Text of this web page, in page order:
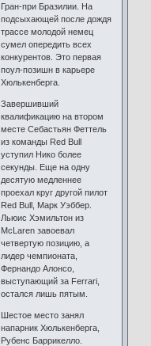
Гран-при Бразилии. На
подсыхающей после дождя
трассе молодой немец
сумел опередить всех
конкурентов. Это первая
поул-позишн в карьере
Хюлькенберга.
Завершивший
квалификацию на втором
месте Себастьян Феттель
из команды Red Bull
уступил Нико более
секунды. Еще на одну
десятую медленнее
проехал круг другой пилот
Red Bull, Марк Уэббер.
Льюис Хэмильтон из
McLaren завоевал
четвертую позицию, а
лидер чемпионата,
Фернандо Алонсо,
выступающий за Ferrari,
остался лишь пятым.
Шестое место занял
напарник Хюлькенберга,
Рубенс Баррикелло.